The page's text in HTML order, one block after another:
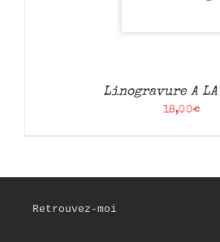
Linogravure A LA
18,00€
Retrouvez-moi